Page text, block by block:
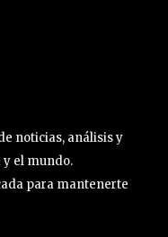
noticias, análisis y
y el mundo.
para mantenerte